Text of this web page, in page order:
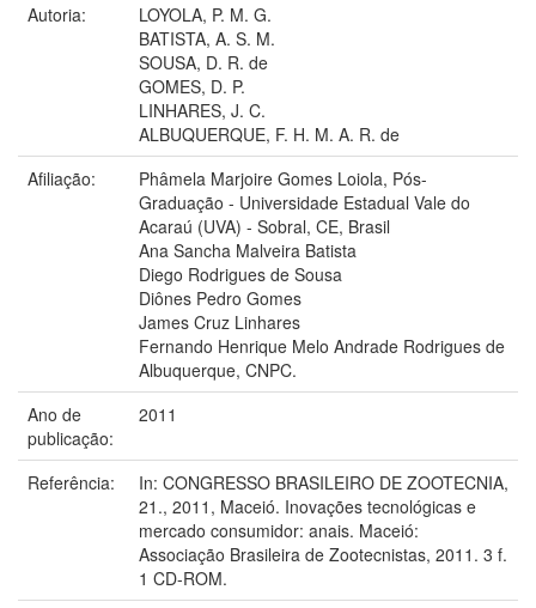
Autoria:
LOYOLA, P. M. G.
BATISTA, A. S. M.
SOUSA, D. R. de
GOMES, D. P.
LINHARES, J. C.
ALBUQUERQUE, F. H. M. A. R. de
Afiliação:
Phâmela Marjoire Gomes Loiola, Pós-
Graduação - Universidade Estadual Vale do
Acaraú (UVA) - Sobral, CE, Brasil
Ana Sancha Malveira Batista
Diego Rodrigues de Sousa
Diônes Pedro Gomes
James Cruz Linhares
Fernando Henrique Melo Andrade Rodrigues de
Albuquerque, CNPC.
Ano de
publicação:
2011
Referência:
In: CONGRESSO BRASILEIRO DE ZOOTECNIA,
21., 2011, Maceió. Inovações tecnológicas e
mercado consumidor: anais. Maceió:
Associação Brasileira de Zootecnistas, 2011. 3 f.
1 CD-ROM.